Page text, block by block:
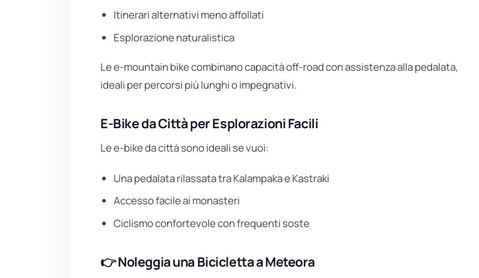
Itinerari alternativi meno affollati
Esplorazione naturalistica
Le e-mountain bike combinano capacità off-road con assistenza alla pedalata,
ideali per percorsi più lunghi o impegnativi.
E-Bike da Città per Esplorazioni Facili
Le e-bike da città sono ideali se vuoi:
Una pedalata rilassata tra Kalampaka e Kastraki
Accesso facile ai monasteri
Ciclismo confortevole con frequenti soste
👉 Noleggia una Bicicletta a Meteora